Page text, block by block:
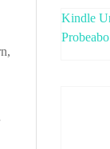
Kindle
Probeabo